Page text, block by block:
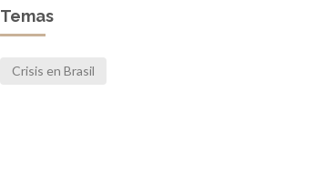
Temas
Crisis en Brasil